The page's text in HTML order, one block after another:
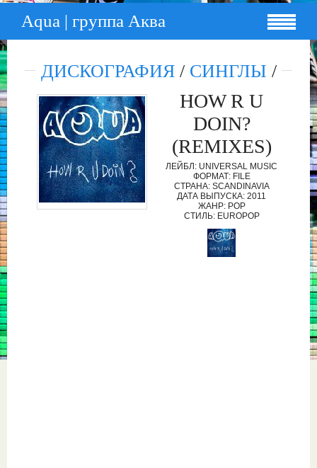
Aqua | группа Аква
ДИСКОГРАФИЯ/ СИНГЛЫ /
HOW R U
DOIN?
(REMIXES)
ЛЕЙБЛ: UNIVERSAL MUSIC
ФОРМАТ: FILE
СТРАНА: SCANDINAVIA
ДАТА ВЫПУСКА: 2011
ЖАНР: POP
СТИЛЬ: EUROPOP